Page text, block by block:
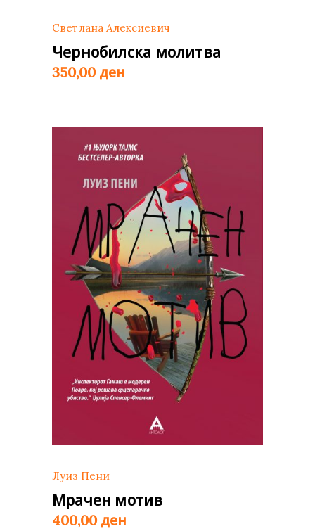
Светлана Алексиевич
Чернобилска молитва
350,00 ден
Луиз Пени
Мрачен мотив
400,00 ден